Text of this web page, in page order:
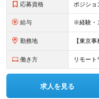
応募資格
給与
勤務地
働き方 リモート
求人を見る